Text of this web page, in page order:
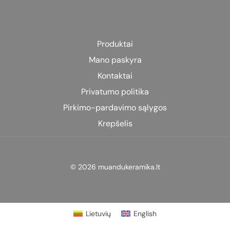
chosen
product
page
Produktai
Mano paskyra
Kontaktai
Privatumo politika
Pirkimo-pardavimo sąlygos
Krepšelis
© 2026 muandukeramika.lt
Lietuvių English